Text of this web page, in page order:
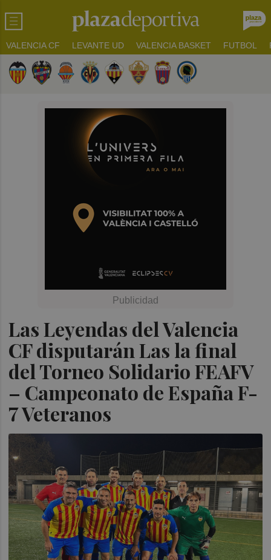
VALENCIA CF LEVANTE UD VALENCIA BASKET FUTBOL
Las Leyendas del Valencia
CF disputarán Las la final
del Torneo Solidario FEAFV
– Campeonato de España F-
7 Veteranos